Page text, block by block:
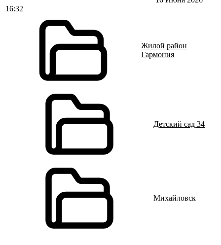
16:32
Жилой район
Гармония
Детский сад 34
Михайловск